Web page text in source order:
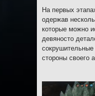
На первых
одержав
которые можно
девяносто
стороны своего